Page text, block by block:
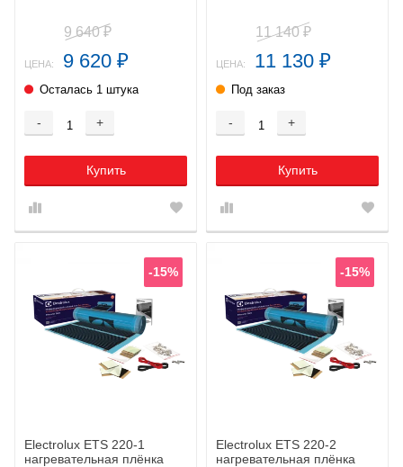
9 640₽
ЦЕНА: 9 620 ₽
Осталась 1 штука
- +
Купить
11 140 ₽
ЦЕНА: 11 130 ₽
Под заказ
- +
Купить
-15%
Electrolux ETS 220-1
нагревательная плёнка
-15%
Electrolux ETS 220-2
нагревательная плёнка